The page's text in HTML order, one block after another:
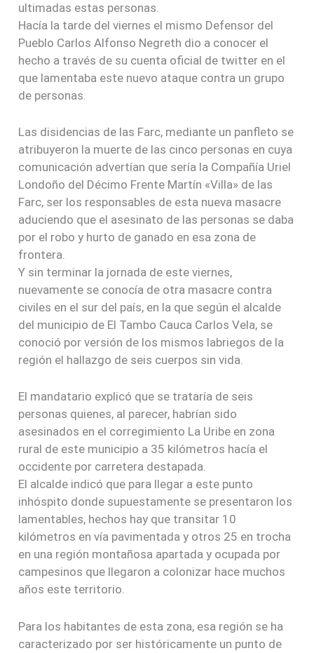
ultimadas estas personas.
Hacía la tarde del viernes el mismo Defensor del
Pueblo Carlos Alfonso Negreth dio a conocer el
hecho a través de su cuenta oficial de twitter en el
que lamentaba este nuevo ataque contra un grupo
de personas.
Las disidencias de las Farc, mediante un panfleto se
atribuyeron la muerte de las cinco personas en cuya
comunicación advertían que sería la Compañía Uriel
Londoño del Décimo Frente Martín «Villa» de las
Farc, ser los responsables de esta nueva masacre
aduciendo que el asesinato de las personas se daba
por el robo y hurto de ganado en esa zona de
frontera.
Y sin terminar la jornada de este viernes,
nuevamente se conocía de otra masacre contra
civiles en el sur del país, en la que según el alcalde
del municipio de El Tambo Cauca Carlos Vela, se
conoció por versión de los mismos labriegos de la
región el hallazgo de seis cuerpos sin vida.
El mandatario explicó que se trataría de seis
personas quienes, al parecer, habrían sido
asesinados en el corregimiento La Uribe en zona
rural de este municipio a 35 kilómetros hacía el
occidente por carretera destapada.
El alcalde indicó que para llegar a este punto
inhóspito donde supuestamente se presentaron los
lamentables, hechos hay que transitar 10
kilómetros en vía pavimentada y otros 25 en trocha
en una región montañosa apartada y ocupada por
campesinos que llegaron a colonizar hace muchos
años este territorio.
Para los habitantes de esta zona, esa región se ha
caracterizado por ser históricamente un punto de